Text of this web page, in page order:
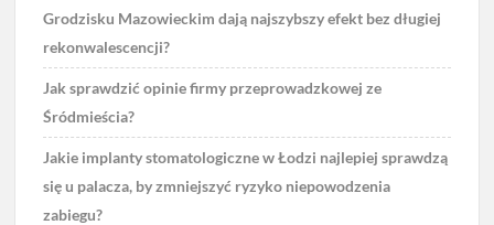
Grodzisku Mazowieckim dają najszybszy efekt bez długiej
rekonwalescencji?
Jak sprawdzić opinie firmy przeprowadzkowej ze
Śródmieścia?
Jakie implanty stomatologiczne w Łodzi najlepiej sprawdzą
się u palacza, by zmniejszyć ryzyko niepowodzenia
zabiegu?